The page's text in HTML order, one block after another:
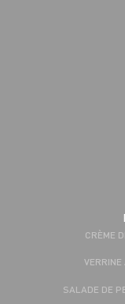
CRÈME
SALADE DE